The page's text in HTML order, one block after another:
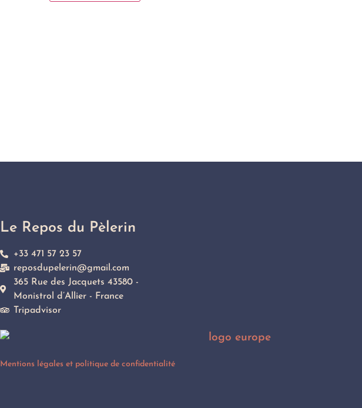
Le Repos du Pèlerin​
+33 471 57 23 57
reposdupelerin@gmail.com
365 Rue des Jacquets 43580 -
Monistrol d’Allier - France
Tripadvisor
Mentions légales et politique de confidentialité